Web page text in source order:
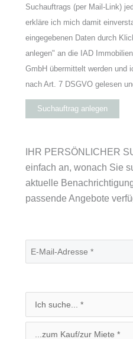
Suchauftrags (per Mail-Link)
erkläre ich mich damit
eingegebenen Daten durch
anlegen" an die IAD
GmbH übermittelt werden und
nach Art. 7 DSGVO gelesen
Suchauftrag anlegen
IHR PERSÖNLICHER
einfach an, wonach Sie
aktuelle
passende Angebote